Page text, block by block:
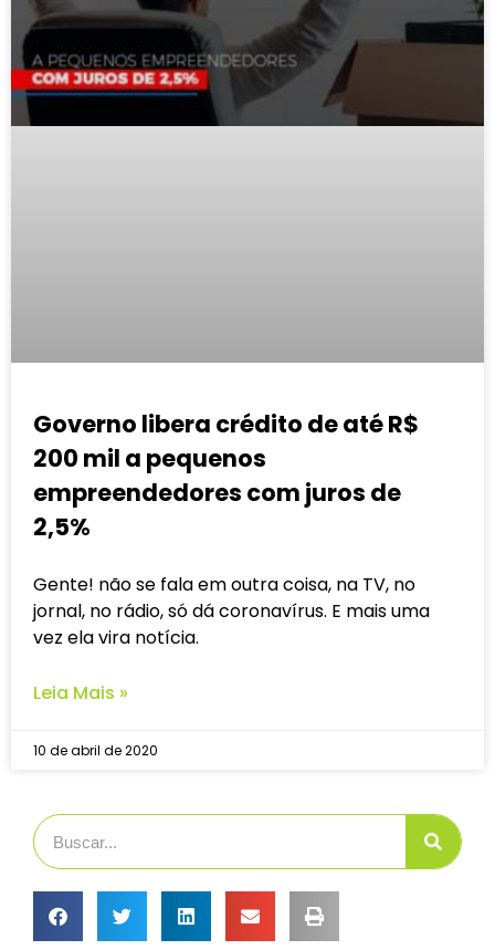
Governo libera crédito de até R$
200 mil a pequenos
empreendedores com juros de
2,5%
Gente! não se fala em outra coisa, na TV, no
jornal, no rádio, só dá coronavírus. E mais uma
vez ela vira notícia.
Leia Mais »
10 de abril de 2020